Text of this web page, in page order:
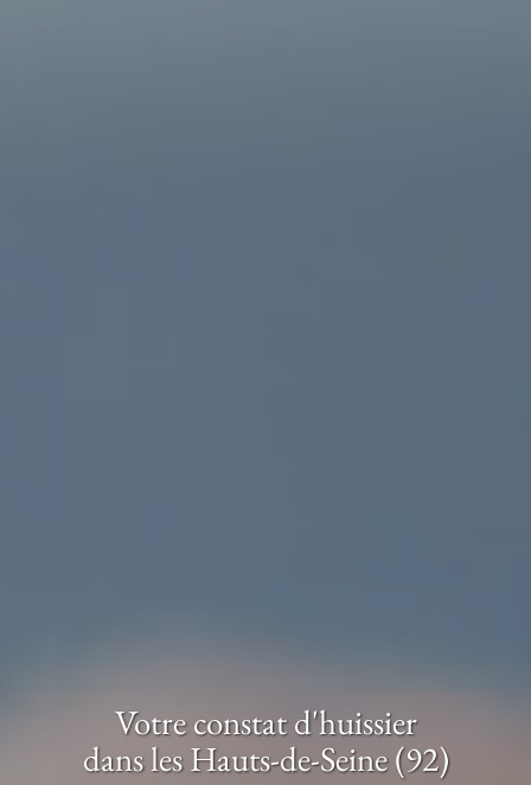
Votre constat d'huissier
dans les Hauts-de-Seine (92)